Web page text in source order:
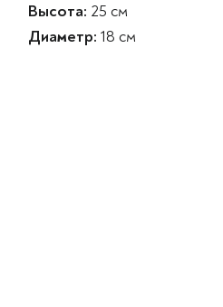
Высота: 25 см
Диаметр: 18 см